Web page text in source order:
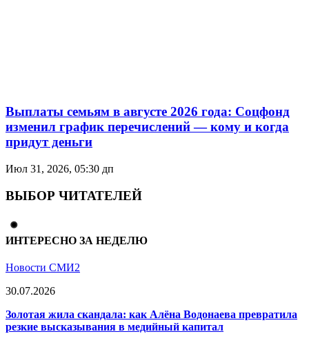
Выплаты семьям в августе 2026 года: Соцфонд
изменил график перечислений — кому и когда
придут деньги
Июл 31, 2026, 05:30 дп
ВЫБОР ЧИТАТЕЛЕЙ
ИНТЕРЕСНО ЗА НЕДЕЛЮ
Новости СМИ2
30.07.2026
Золотая жила скандала: как Алёна Водонаева превратила
резкие высказывания в медийный капитал